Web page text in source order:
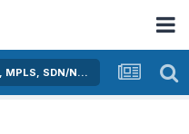
Активное оборудование Ethernet, IP, MPLS, SDN/NFV...